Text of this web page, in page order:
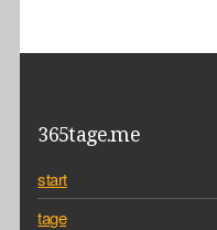
365tage.me
start
tage